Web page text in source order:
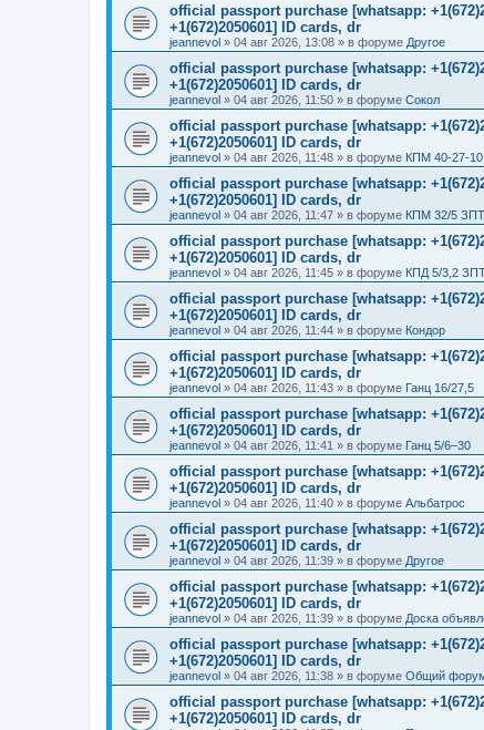
official passport purchase [whatsapp:
+1(672)2050601] ID cards, dr
jeannevol » 04 авг 2026, 13:08 » в форуме Другое
official passport purchase [whatsapp:
+1(672)2050601] ID cards, dr
jeannevol » 04 авг 2026, 11:50 » в форуме Сокол
official passport purchase [whatsapp:
+1(672)2050601] ID cards, dr
jeannevol » 04 авг 2026, 11:48 » в форуме КПМ 40-27-
official passport purchase [whatsapp:
+1(672)2050601] ID cards, dr
jeannevol » 04 авг 2026, 11:47 » в форуме КПМ 32/5
official passport purchase [whatsapp:
+1(672)2050601] ID cards, dr
jeannevol » 04 авг 2026, 11:45 » в форуме КПД 5/3,2
official passport purchase [whatsapp:
+1(672)2050601] ID cards, dr
jeannevol » 04 авг 2026, 11:44 » в форуме Кондор
official passport purchase [whatsapp:
+1(672)2050601] ID cards, dr
jeannevol » 04 авг 2026, 11:43 » в форуме Ганц 16/27,5
official passport purchase [whatsapp:
+1(672)2050601] ID cards, dr
jeannevol » 04 авг 2026, 11:41 » в форуме Ганц 5/6–30
official passport purchase [whatsapp:
+1(672)2050601] ID cards, dr
jeannevol » 04 авг 2026, 11:40 » в форуме Альбатрос
official passport purchase [whatsapp:
+1(672)2050601] ID cards, dr
jeannevol » 04 авг 2026, 11:39 » в форуме Другое
official passport purchase [whatsapp:
+1(672)2050601] ID cards, dr
jeannevol » 04 авг 2026, 11:39 » в форуме Доска
official passport purchase [whatsapp:
+1(672)2050601] ID cards, dr
jeannevol » 04 авг 2026, 11:38 » в форуме Общий
official passport purchase [whatsapp:
+1(672)2050601] ID cards, dr